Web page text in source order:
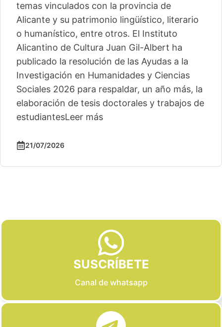
temas vinculados con la provincia de
Alicante y su patrimonio lingüístico, literario
o humanístico, entre otros. El Instituto
Alicantino de Cultura Juan Gil-Albert ha
publicado la resolución de las Ayudas a la
Investigación en Humanidades y Ciencias
Sociales 2026 para respaldar, un año más, la
elaboración de tesis doctorales y trabajos de
estudiantesLeer más
21/07/2026
SUSCRÍBETE
Canal de whatsapp